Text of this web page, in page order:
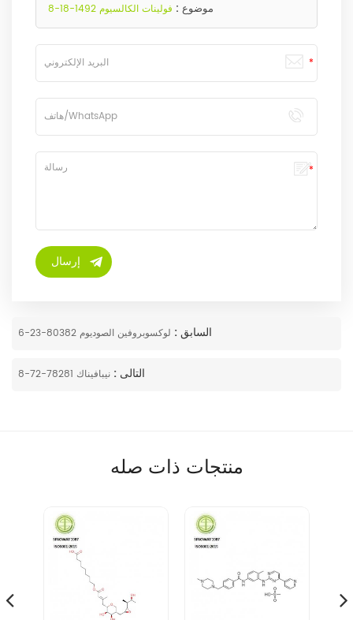
موضوع : فولينات الكالسيوم 1492-18-8
السابق : لوكسوبروفين الصوديوم 80382-23-6
التالى : نيبافيناك 78281-72-8
منتجات ذات صله